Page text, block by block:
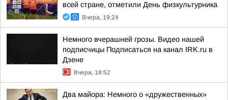
всей стране, отметили День физкультурника
Вчера, 19:24
Немного вчерашней грозы. Видео нашей
подписчицы Подписаться на канал IRK.ru в
Дзене
Вчера, 18:52
Два майора: Немного о «дружественных»